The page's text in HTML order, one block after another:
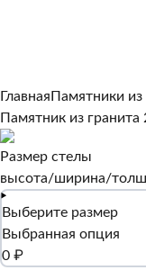
Главная Памятники из
Памятник из гранита
Размер стелы
высота/ширина/
Выберите размер
Выбранная опция
0 ₽